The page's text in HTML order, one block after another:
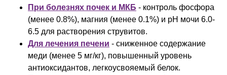
При болезнях почек и МКБ - контроль фосфора
(менее 0.8%), магния (менее 0.1%) и pH мочи 6.0-
6.5 для растворения струвитов.
Для лечения печени - сниженное содержание
меди (менее 5 мг/кг), повышенный уровень
антиоксидантов, легкоусвояемый белок.